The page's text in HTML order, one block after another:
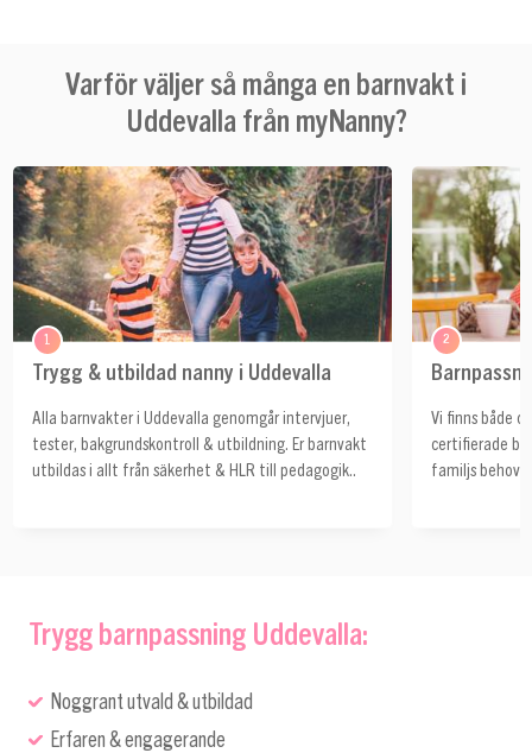
Varför väljer så många en barnvakt i
Uddevalla från myNanny?
1
Trygg & utbildad nanny i Uddevalla
Alla barnvakter i Uddevalla genomgår intervjuer,
tester, bakgrundskontroll & utbildning. Er barnvakt
utbildas i allt från säkerhet & HLR till pedagogik..
2
Vi finns både
certifierade
familjs behov
Trygg barnpassning Uddevalla:
Noggrant utvald & utbildad
Erfaren & engagerande